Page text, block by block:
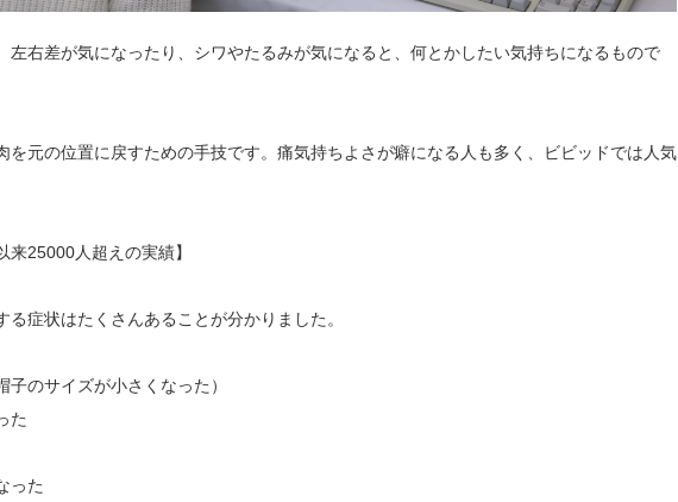
左右差が気になったり、シワやたるみが気になると、何とかしたい気持ちになるもので
を元の位置に戻すための手技です。痛気持ちよさが癖になる人も多く、ビビッドでは人気
来25000人超えの実績】
る症状はたくさんあることが分かりました。
のサイズが小さくなった）
た
った